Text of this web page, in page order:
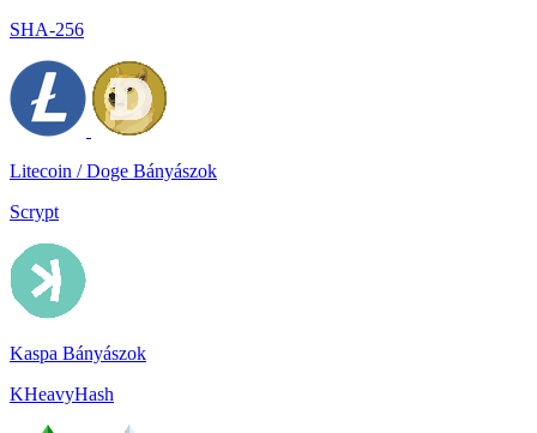
SHA-256
Litecoin / Doge Bányászok
Scrypt
Kaspa Bányászok
KHeavyHash